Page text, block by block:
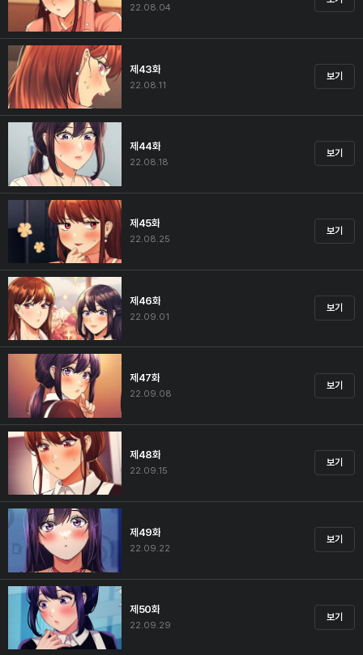
22.08.04
제43화
22.08.11
보기
제44화
22.08.18
보기
제45화
22.08.25
보기
제46화
22.09.01
보기
제47화
22.09.08
보기
제48화
22.09.15
보기
제49화
22.09.22
보기
제50화
22.09.29
보기